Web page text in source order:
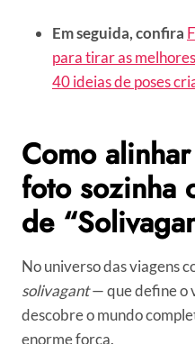
Em seguida, confira
para tirar as
40 ideias de poses
Como
foto sozinha
de
No universo das viagens
solivagant— que define o
descobre o mundo
enorme força.